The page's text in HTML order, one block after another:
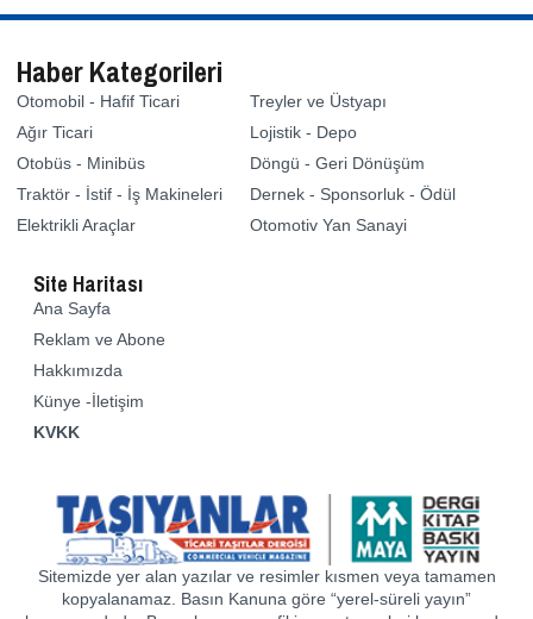
Haber Kategorileri
Otomobil - Hafif Ticari
Ağır Ticari
Otobüs - Minibüs
Traktör - İstif - İş Makineleri
Elektrikli Araçlar
Treyler ve Üstyapı
Lojistik - Depo
Döngü - Geri Dönüşüm
Dernek - Sponsorluk - Ödül
Otomotiv Yan Sanayi
Site Haritası
Ana Sayfa
Reklam ve Abone
Hakkımızda
Künye -İletişim
KVKK
Sitemizde yer alan yazılar ve resimler kısmen veya tamamen
kopyalanamaz. Basın Kanuna göre “yerel-süreli yayın”